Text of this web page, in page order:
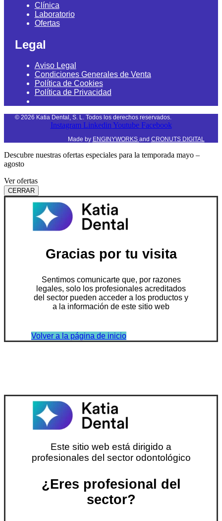
Clínica
Laboratorio
Ofertas
Legal
Aviso Legal
Condiciones Generales de Venta
Política de Cookies
Política de Privacidad
© 2026 Katia Dental, S. L. Todos los derechos reservados.
Instagram Linkedin Youtube Facebook
Made by ENGINYWORKS and CRONUTS DIGITAL
Descubre nuestras ofertas especiales para la temporada mayo –
agosto
Ver ofertas
CERRAR
Gracias por tu visita
Sentimos comunicarte que, por razones
legales, solo los profesionales acreditados
del sector pueden acceder a los productos y
a la información de este sitio web
Volver a la página de inicio
Este sitio web está dirigido a
profesionales del sector odontológico
¿Eres profesional del
sector?